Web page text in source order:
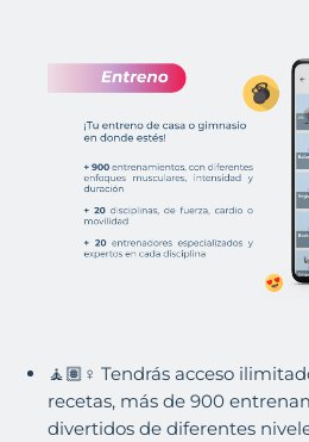
🧘🏽♀️ Tendrás acceso
recetas, más de 900
divertidos de diferentes